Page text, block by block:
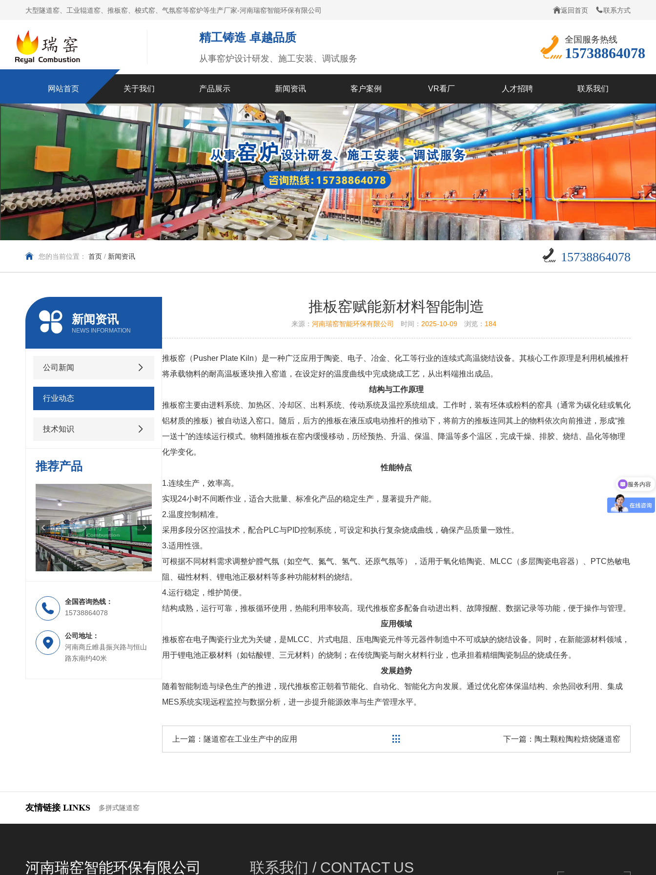
大型隧道窑、工业辊道窑、推板窑、梭式窑、气氛窑等窑炉等生产厂家-河南瑞窑智能环保有限公司 返回首页 联系方式
精工铸造 卓越品质
从事窑炉设计研发、施工安装、调试服务
全国服务热线
15738864078
网站首页 关于我们 产品展示 新闻资讯 客户案例 VR看厂 人才招聘 联系我们
您的当前位置： 首页 / 新闻资讯 15738864078
新闻资讯
NEWS INFORMATION
公司新闻
行业动态
技术知识
推荐产品
辊道窑 梭式窑 辊道窑 网带窑 推板窑
全国咨询热线：
15738864078
公司地址：
河南商丘睢县振兴路与恒山
路东南约40米
推板窑赋能新材料智能制造
来源： 河南瑞窑智能环保有限公司 时间： 2025-10-09 浏览： 184
推板窑（Pusher Plate Kiln）是一种广泛应用于陶瓷、电子、冶金、化工等行业的连续式高温烧结设备。其核心工作原理是利用机械推杆
将承载物料的耐高温板逐块推入窑道，在设定好的温度曲线中完成烧成工艺，从出料端推出成品。
结构与工作原理
推板窑主要由进料系统、加热区、冷却区、出料系统、传动系统及温控系统组成。工作时，装有坯体或粉料的窑具（通常为碳化硅或氧化
铝材质的推板）被自动送入窑口。随后，后方的推板在液压或电动推杆的推动下，将前方的推板连同其上的物料依次向前推进，形成“推
一送十”的连续运行模式。物料随推板在窑内缓慢移动，历经预热、升温、保温、降温等多个温区，完成干燥、排胶、烧结、晶化等物理
化学变化。
性能特点
1.连续生产，效率高。
实现24小时不间断作业，适合大批量、标准化产品的稳定生产，显著提升产能。
2.温度控制精准。
采用多段分区控温技术，配合PLC与PID控制系统，可设定和执行复杂烧成曲线，确保产品质量一致性。
3.适用性强。
可根据不同材料需求调整炉膛气氛（如空气、氮气、氢气、还原气氛等），适用于氧化锆陶瓷、MLCC（多层陶瓷电容器）、PTC热敏电
阻、磁性材料、锂电池正极材料等多种功能材料的烧结。
4.运行稳定，维护简便。
结构成熟，运行可靠，推板循环使用，热能利用率较高。现代推板窑多配备自动进出料、故障报醒、数据记录等功能，便于操作与管理。
应用领域
推板窑在电子陶瓷行业尤为关键，是MLCC、片式电阻、压电陶瓷元件等元器件制造中不可或缺的烧结设备。同时，在新能源材料领域，
用于锂电池正极材料（如钴酸锂、三元材料）的烧制；在传统陶瓷与耐火材料行业，也承担着精细陶瓷制品的烧成任务。
发展趋势
随着智能制造与绿色生产的推进，现代推板窑正朝着节能化、自动化、智能化方向发展。通过优化窑体保温结构、余热回收利用、集成
MES系统实现远程监控与数据分析，进一步提升能源效率与生产管理水平。
上一篇： 隧道窑在工业生产中的应用 下一篇： 陶土颗粒陶粒焙烧隧道窑
友情链接 LINKS 多拼式隧道窑
河南瑞窑智能环保有限公司 联系我们 / CONTACT US
服务内容